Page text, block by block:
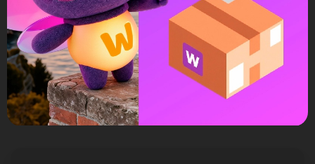
Spedizione express veloce
Possibilità di reso e rimborso